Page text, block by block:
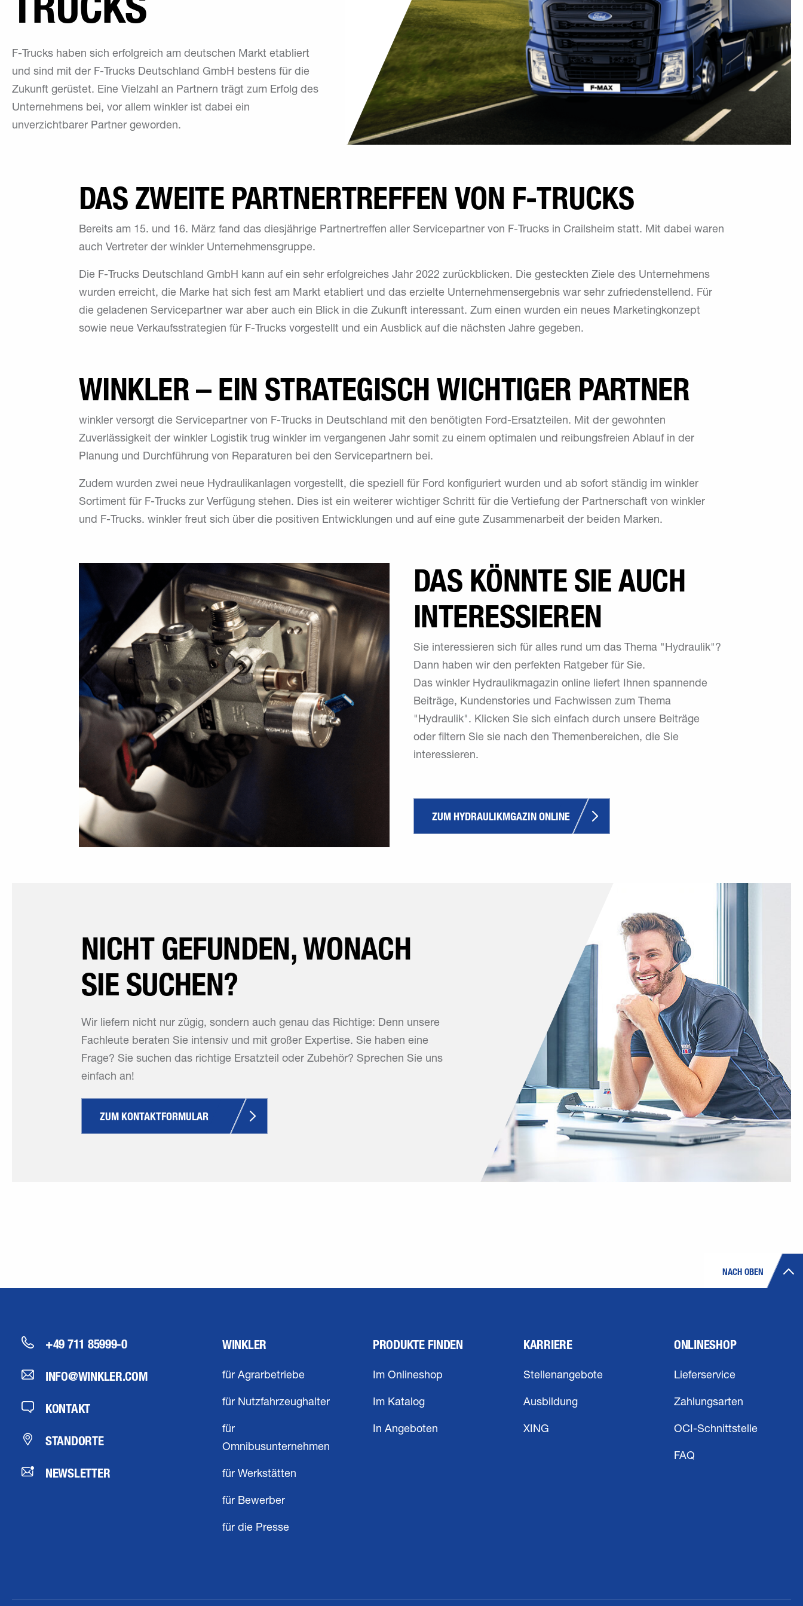
F-Trucks haben sich erfolgreich am deutschen Markt etabliert
und sind mit der F-Trucks Deutschland GmbH bestens für die
Zukunft gerüstet. Eine Vielzahl an Partnern trägt zum Erfolg des
Unternehmens bei, vor allem winkler ist dabei ein
unverzichtbarer Partner geworden.
DAS ZWEITE PARTNERTREFFEN VON F-TRUCKS
Bereits am 15. und 16. März fand das diesjährige Partnertreffen aller Servicepartner von F-Trucks in Crailsheim statt. Mit dabei waren
auch Vertreter der winkler Unternehmensgruppe.
Die F-Trucks Deutschland GmbH kann auf ein sehr erfolgreiches Jahr 2022 zurückblicken. Die gesteckten Ziele des Unternehmens
wurden erreicht, die Marke hat sich fest am Markt etabliert und das erzielte Unternehmensergebnis war sehr zufriedenstellend. Für
die geladenen Servicepartner war aber auch ein Blick in die Zukunft interessant. Zum einen wurden ein neues Marketingkonzept
sowie neue Verkaufsstrategien für F-Trucks vorgestellt und ein Ausblick auf die nächsten Jahre gegeben.
WINKLER – EIN STRATEGISCH WICHTIGER PARTNER
winkler versorgt die Servicepartner von F-Trucks in Deutschland mit den benötigten Ford-Ersatzteilen. Mit der gewohnten
Zuverlässigkeit der winkler Logistik trug winkler im vergangenen Jahr somit zu einem optimalen und reibungsfreien Ablauf in der
Planung und Durchführung von Reparaturen bei den Servicepartnern bei.
Zudem wurden zwei neue Hydraulikanlagen vorgestellt, die speziell für Ford konfiguriert wurden und ab sofort ständig im winkler
Sortiment für F-Trucks zur Verfügung stehen. Dies ist ein weiterer wichtiger Schritt für die Vertiefung der Partnerschaft von winkler
und F-Trucks. winkler freut sich über die positiven Entwicklungen und auf eine gute Zusammenarbeit der beiden Marken.
DAS KÖNNTE SIE AUCH
INTERESSIEREN
Sie interessieren sich für alles rund um das Thema "Hydraulik"?
Dann haben wir den perfekten Ratgeber für Sie.
Das winkler Hydraulikmagazin online liefert Ihnen spannende
Beiträge, Kundenstories und Fachwissen zum Thema
"Hydraulik". Klicken Sie sich einfach durch unsere Beiträge
oder filtern Sie sie nach den Themenbereichen, die Sie
interessieren.
ZUM HYDRAULIKMGAZIN ONLINE
NICHT GEFUNDEN, WONACH
SIE SUCHEN?
Wir liefern nicht nur zügig, sondern auch genau das Richtige: Denn unsere
Fachleute beraten Sie intensiv und mit großer Expertise. Sie haben eine
Frage? Sie suchen das richtige Ersatzteil oder Zubehör? Sprechen Sie uns
einfach an!
ZUM KONTAKTFORMULAR
NACH OBEN
+49 711 85999-0
INFO@WINKLER.COM
KONTAKT
STANDORTE
NEWSLETTER
WINKLER
für Agrarbetriebe
für Nutzfahrzeughalter
für
Omnibusunternehmen
für Werkstätten
für Bewerber
für die Presse
PRODUKTE FINDEN
Im Onlineshop
Im Katalog
In Angeboten
KARRIERE
Stellenangebote
Ausbildung
XING
ONLINESHOP
Lieferservice
Zahlungsarten
OCI-Schnittstelle
FAQ